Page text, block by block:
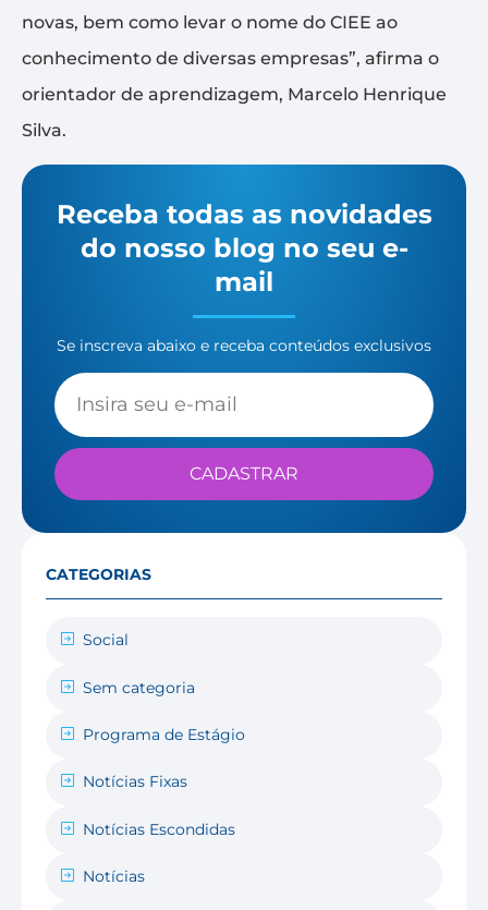
novas, bem como levar o nome do CIEE ao
conhecimento de diversas empresas”, afirma o
orientador de aprendizagem, Marcelo Henrique
Silva.
Receba todas as novidades
do nosso blog no seu e-
mail
Se inscreva abaixo e receba conteúdos exclusivos
CADASTRAR
CATEGORIAS
Social
Sem categoria
Programa de Estágio
Notícias Fixas
Notícias Escondidas
Notícias